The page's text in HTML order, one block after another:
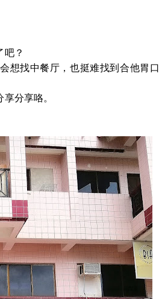
吧？
想找中餐厅，也挺难找到合他胃口
分享咯。